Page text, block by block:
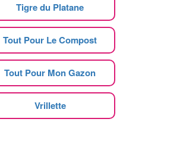
Tigre du Platane
Tout Pour Le Compost
Tout Pour Mon Gazon
Vrillette